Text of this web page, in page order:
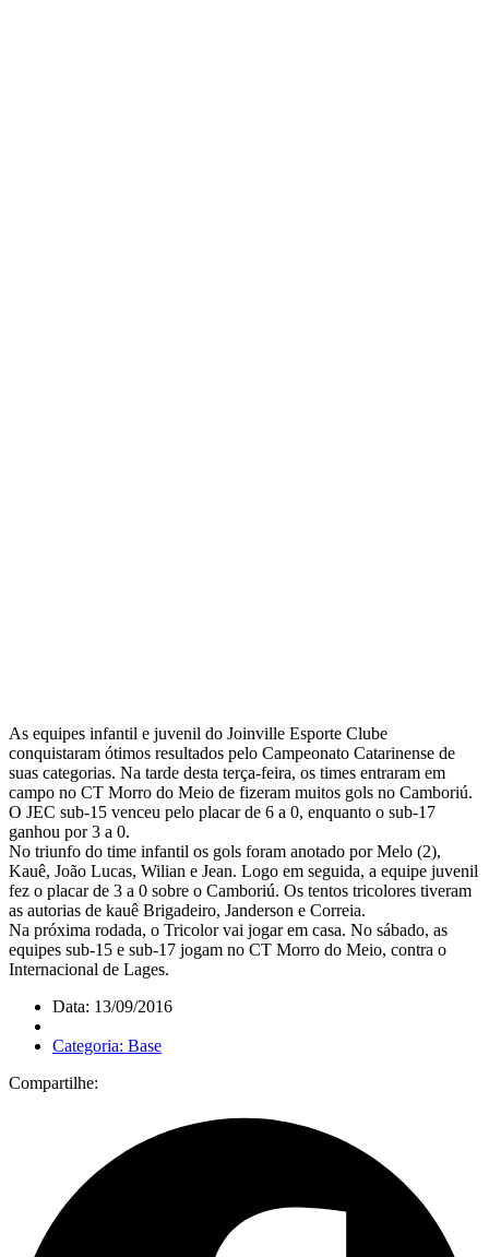
As equipes infantil e juvenil do Joinville Esporte Clube
conquistaram ótimos resultados pelo Campeonato Catarinense de
suas categorias. Na tarde desta terça-feira, os times entraram em
campo no CT Morro do Meio de fizeram muitos gols no Camboriú.
O JEC sub-15 venceu pelo placar de 6 a 0, enquanto o sub-17
ganhou por 3 a 0.
No triunfo do time infantil os gols foram anotado por Melo (2),
Kauê, João Lucas, Wilian e Jean. Logo em seguida, a equipe juvenil
fez o placar de 3 a 0 sobre o Camboriú. Os tentos tricolores tiveram
as autorias de kauê Brigadeiro, Janderson e Correia.
Na próxima rodada, o Tricolor vai jogar em casa. No sábado, as
equipes sub-15 e sub-17 jogam no CT Morro do Meio, contra o
Internacional de Lages.
Data: 13/09/2016
Categoria: Base
Compartilhe: